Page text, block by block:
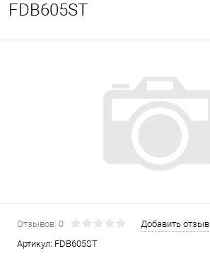
FDB605ST
Отзывов: 0
Добавить отзыв
Артикул: FDB605ST